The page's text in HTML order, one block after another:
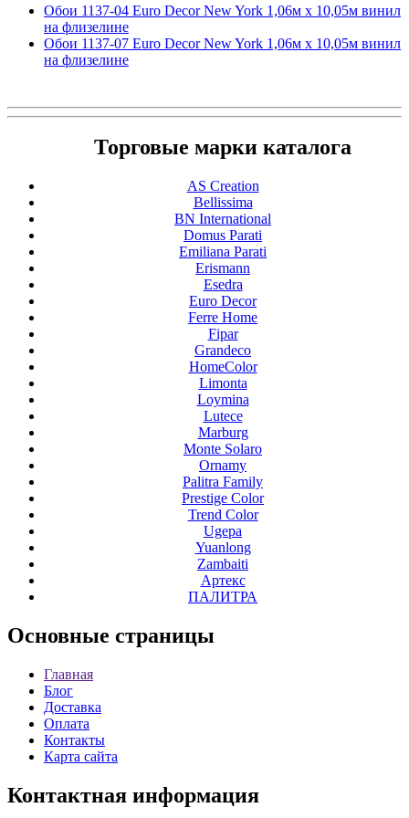
Обои 1137-04 Euro Decor New York 1,06м х 10,05м винил
на флизелине
Обои 1137-07 Euro Decor New York 1,06м х 10,05м винил
на флизелине
Торговые марки каталога
AS Creation
Bellissima
BN International
Domus Parati
Emiliana Parati
Erismann
Esedra
Euro Decor
Ferre Home
Fipar
Grandeco
HomeColor
Limonta
Loymina
Lutece
Marburg
Monte Solaro
Ornamy
Palitra Family
Prestige Color
Trend Color
Ugepa
Yuanlong
Zambaiti
Артекс
ПАЛИТРА
Основные страницы
Главная
Блог
Доставка
Оплата
Контакты
Карта сайта
Контактная информация